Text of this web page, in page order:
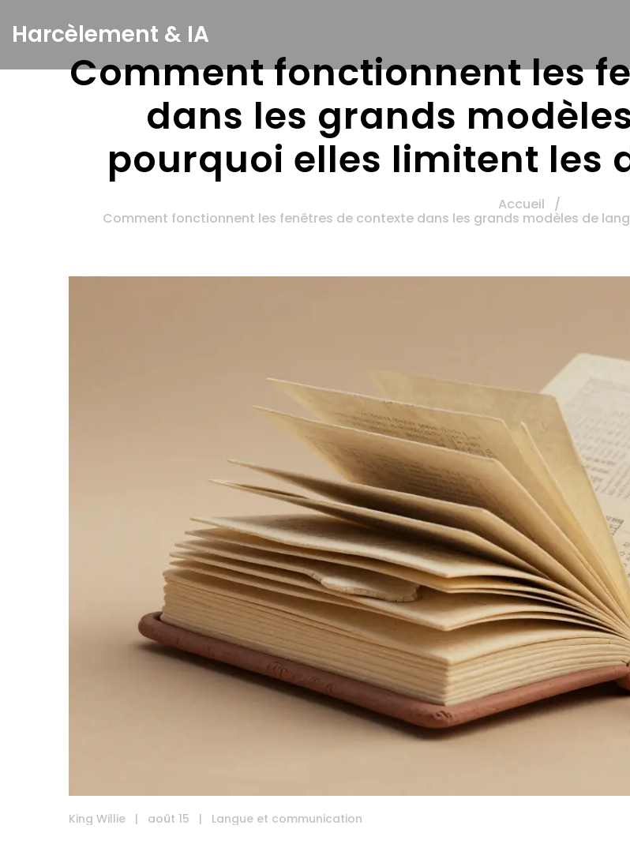
Harcèlement & IA
Comment fonctionnent les
dans les grands
pourquoi elles limitent les
Accueil /
Comment fonctionnent les fenêtres de contexte dans les grands modèles de
King Willie | août 15 | Langue et communication